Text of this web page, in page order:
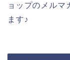
ョップのメルマ
ます♪